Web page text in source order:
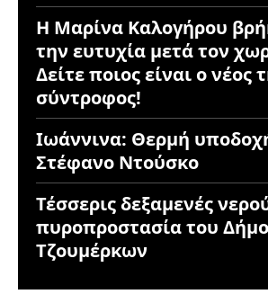
Η Μαρίνα Καλογήρου
την ευτυχία μετά τον
Δείτε ποιος είναι ο νέος
σύντροφος!
Ιωάννινα: Θερμή
Στέφανο Ντούσκο
Τέσσερις δεξαμενές
πυροπροστασία του
Τζουμέρκων